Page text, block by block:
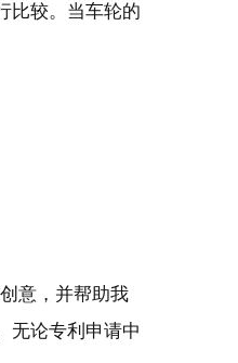
比较。当车轮的
意，并帮助我
无论专利申请中